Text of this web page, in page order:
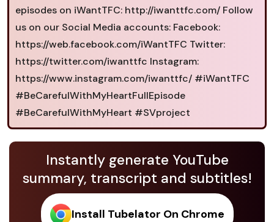
episodes on iWantTFC: http://iwanttfc.com/ Follow
us on our Social Media accounts: Facebook:
https://web.facebook.com/iWantTFC Twitter:
https://twitter.com/iwanttfc Instagram:
https://www.instagram.com/iwanttfc/ #iWantTFC
#BeCarefulWithMyHeartFullEpisode
#BeCarefulWithMyHeart #SVproject
Instantly generate YouTube
summary, transcript and subtitles!
Install Tubelator On Chrome